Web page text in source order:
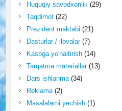
Huquqiy savodxonlik(29)
Taqdimot(22)
Prezident maktabi (21)
Dasturlar / ilovalar(7)
Kasbga yo'naltirish(14)
Tarqatma materiallar(13)
Dars ishlanma(34)
Reklama(2)
Masalalarni yechish(1)